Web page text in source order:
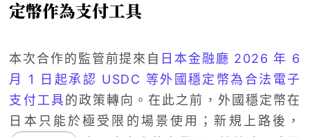
定幣作為支付工具
本次合作的監管前提來自 日本金融廳 2026 年 6
月 1 日起承認 USDC 等外國穩定幣為合法電子
支付工具的政策轉向。在此之前，外國穩定幣在
日本只能於極受限的場景使用；新規上路後，